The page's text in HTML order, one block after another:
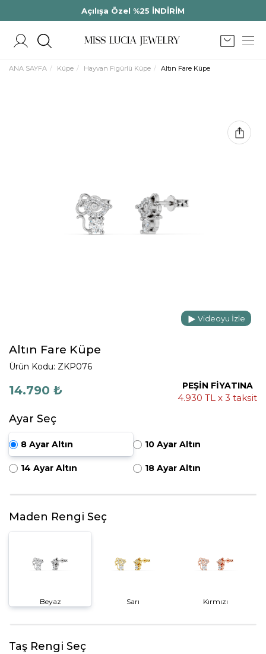
Açılışa Özel %25 İNDİRİM
ANA SAYFA Küpe Hayvan Figürlü Küpe Altın Fare Küpe
Videoyu İzle
Altın Fare Küpe
Ürün Kodu: ZKP076
14.790 ₺ PEŞİN FİYATINA
4.930 TL x 3 taksit
Ayar Seç
8 Ayar Altın 10 Ayar Altın
14 Ayar Altın 18 Ayar Altın
Maden Rengi Seç
Beyaz Sarı Kırmızı
Taş Rengi Seç